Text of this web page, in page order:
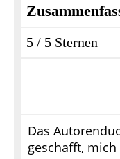
5 / 5 Sternen
Das
geschafft,